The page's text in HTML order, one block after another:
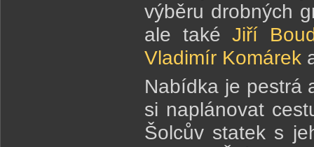
výběru drobných
ale takéJiří
Vladimír Komárek
Nabídka je pestrá
si naplánovat
Šolcův statek s